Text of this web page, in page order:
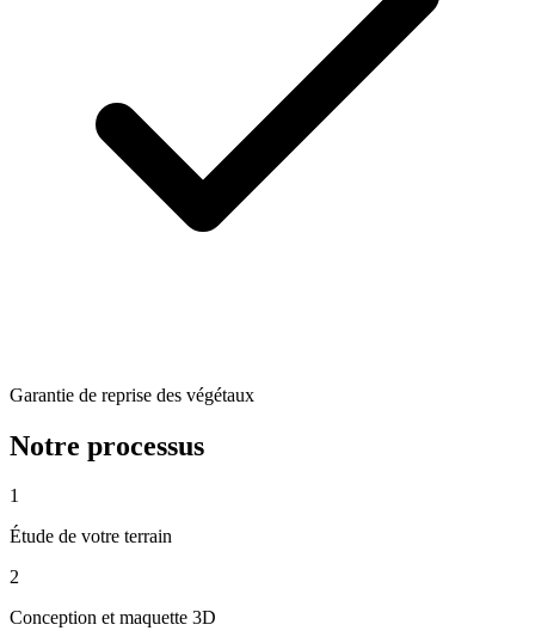
Garantie de reprise des végétaux
Notre processus
1
Étude de votre terrain
2
Conception et maquette 3D